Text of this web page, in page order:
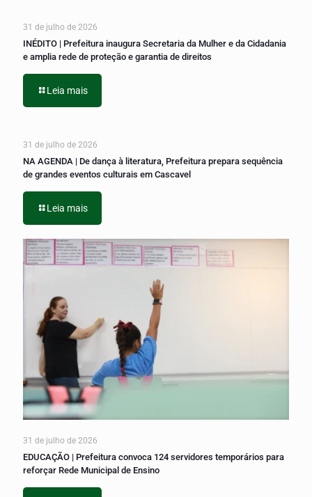
31 de julho de 2026
INÉDITO | Prefeitura inaugura Secretaria da Mulher e da Cidadania
e amplia rede de proteção e garantia de direitos
Leia mais
31 de julho de 2026
NA AGENDA | De dança à literatura, Prefeitura prepara sequência
de grandes eventos culturais em Cascavel
Leia mais
31 de julho de 2026
EDUCAÇÃO | Prefeitura convoca 124 servidores temporários para
reforçar Rede Municipal de Ensino